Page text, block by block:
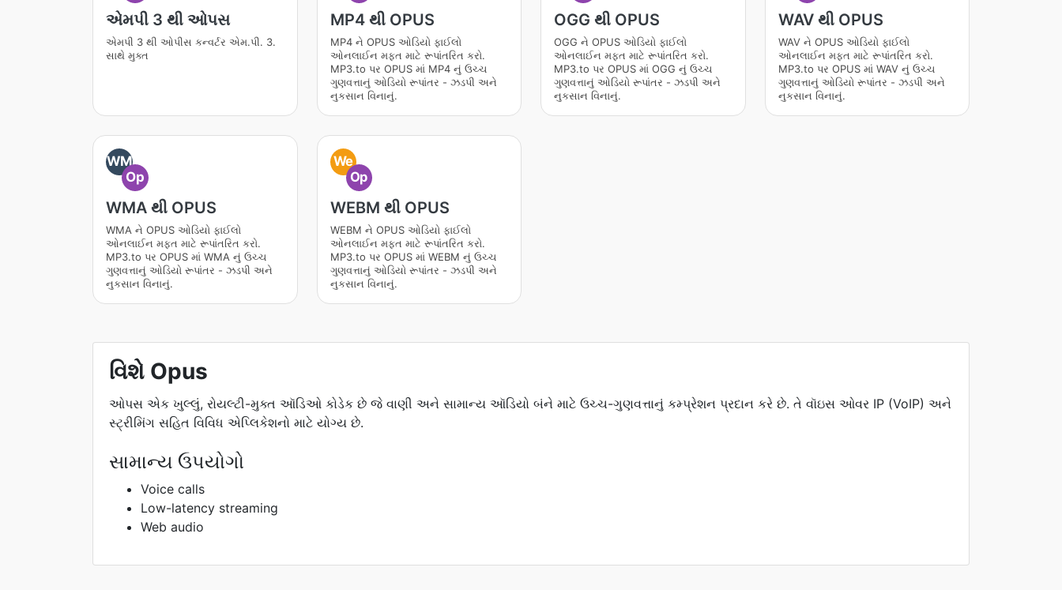
એમપી 3 થી ઓપસ
એમપી 3 થી ઓપીસ કન્વર્ટર એમ.પી. 3.
સાથે મુક્ત
MP4 થી OPUS
MP4 ને OPUS ઓડિયો ફાઈલો
ઓનલાઈન મફત માટે રૂપાંતરિત કરો.
MP3.to પર OPUS માં MP4 નું ઉચ્ચ
ગુણવત્તાનું ઓડિયો રૂપાંતર - ઝડપી અને
નુકસાન વિનાનું.
OGG થી OPUS
OGG ને OPUS ઓડિયો ફાઈલો
ઓનલાઈન મફત માટે રૂપાંતરિત કરો.
MP3.to પર OPUS માં OGG નું ઉચ્ચ
ગુણવત્તાનું ઓડિયો રૂપાંતર - ઝડપી અને
નુકસાન વિનાનું.
WAV થી OPUS
WAV ને OPUS ઓડિયો ફાઈલો
ઓનલાઈન મફત માટે રૂપાંતરિત કરો.
MP3.to પર OPUS માં WAV નું ઉચ્ચ
ગુણવત્તાનું ઓડિયો રૂપાંતર - ઝડપી અને
નુકસાન વિનાનું.
WM
Op
WMA થી OPUS
WMA ને OPUS ઓડિયો ફાઈલો
ઓનલાઈન મફત માટે રૂપાંતરિત કરો.
MP3.to પર OPUS માં WMA નું ઉચ્ચ
ગુણવત્તાનું ઓડિયો રૂપાંતર - ઝડપી અને
નુકસાન વિનાનું.
We
Op
WEBM થી OPUS
WEBM ને OPUS ઓડિયો ફાઈલો
ઓનલાઈન મફત માટે રૂપાંતરિત કરો.
MP3.to પર OPUS માં WEBM નું ઉચ્ચ
ગુણવત્તાનું ઓડિયો રૂપાંતર - ઝડપી અને
નુકસાન વિનાનું.
વિશે Opus
ઓપસ એક ખુલ્લું, રોયલ્ટી-મુક્ત ઑડિઓ કોડેક છે જે વાણી અને સામાન્ય ઑડિયો બંને માટે ઉચ્ચ-ગુણવત્તાનું કમ્પ્રેશન પ્રદાન કરે છે. તે વૉઇસ ઓવર IP (VoIP) અને
સ્ટ્રીમિંગ સહિત વિવિધ એપ્લિકેશનો માટે યોગ્ય છે.
સામાન્ય ઉપયોગો
Voice calls
Low-latency streaming
Web audio